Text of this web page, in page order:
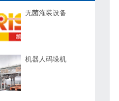
无菌灌装设备
机器人码垛机